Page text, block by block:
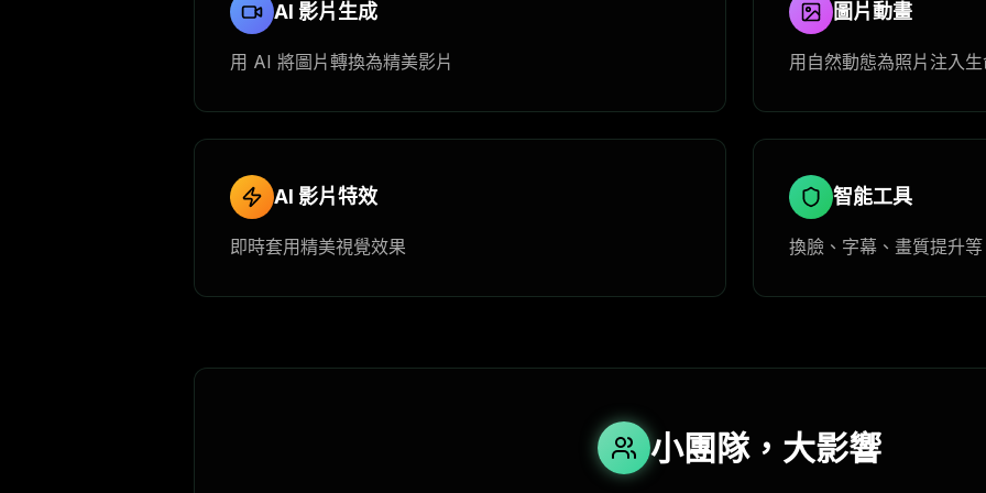
AI 影片生成
用 AI 將圖片轉換為精美影片
圖片動畫
用自然動態為照片注入
AI 影片特效
即時套用精美視覺效果
智能工具
換臉、字幕、畫質提升等
小團隊，大影響